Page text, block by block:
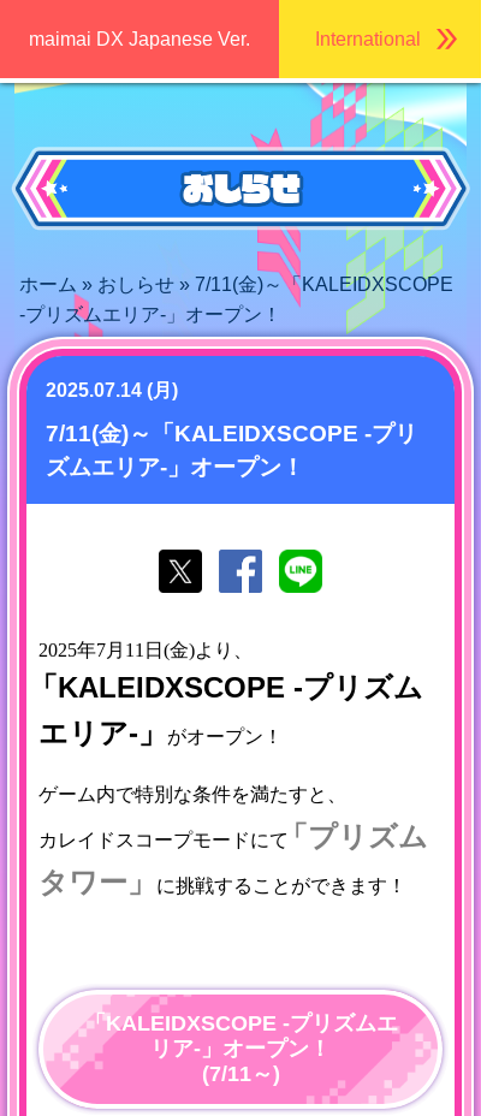
maimai DX Japanese Ver. International
ホーム » おしらせ » 7/11(金)～「KALEIDXSCOPE
-プリズムエリア-」オープン！
2025.07.14 (月)
7/11(金)～「KALEIDXSCOPE -プリ
ズムエリア-」オープン！
2025年7月11日(金)より、
「KALEIDXSCOPE -プリズム
エリア-」
がオープン！
ゲーム内で特別な条件を満たすと、
カレイドスコープモードにて「プリズム
タワー」
に挑戦することができます！
「KALEIDXSCOPE -プリズムエ
リア-」オープン！
(7/11～)